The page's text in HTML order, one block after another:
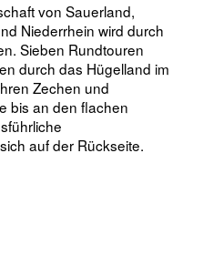
von Sauerland,
Niederrhein wird durch
Sieben Rundtouren
durch das Hügelland im
Zechen und
bis an den flachen
auf der Rückseite.